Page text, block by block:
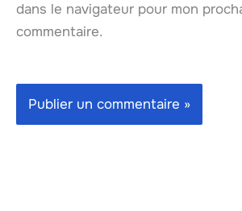
dans le navigateur pour mon
commentaire.